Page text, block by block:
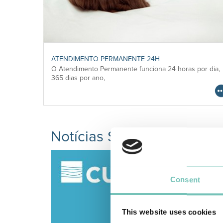
Consent
This website uses cookies
ATENDIMENTO NÃO PROGRAMADO
O Atendimento Não Programado disponibilizado nestas
Unidades conta com Médico, …
Notícias Saudáveis